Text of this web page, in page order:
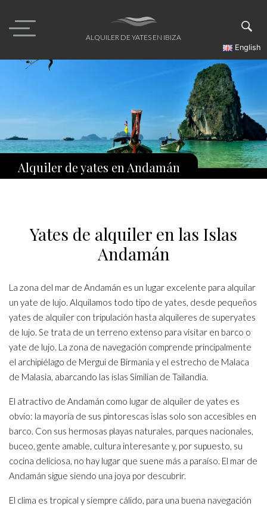
content
ALQUILER DE YATES EN IBIZA
English
Alquiler de yates en Andamán
Yates de alquiler en las Islas
Andamán
La zona del mar de Andamán es un lugar excelente para alquilar
un yate de lujo. Alquilamos todo tipo de yates, desde pequeños
yates de alquiler con tripulación hasta alquileres de superyates
de lujo. Se trata de un terreno extenso para visitar en barco o
yate de lujo. La zona de navegación comprende principalmente
el archipiélago de Mergui de Birmania y el estrecho de Malaca
de Malasia, abarcando las islas Similian de Tailandia.
El atractivo de Andamán como lugar de alquiler de yates es
obvio: la mayoría de sus pintorescas islas solo son accesibles en
barco. Con sus hermosas playas naturales, parques nacionales,
buceo, gente amable, cultura interesante y, por supuesto, su
cocina deliciosa, no hay lugar que suene más a paraíso. El mar de
Andamán sigue siendo una joya por descubrir.
El clima es tropical y siempre cálido, para una buena navegación